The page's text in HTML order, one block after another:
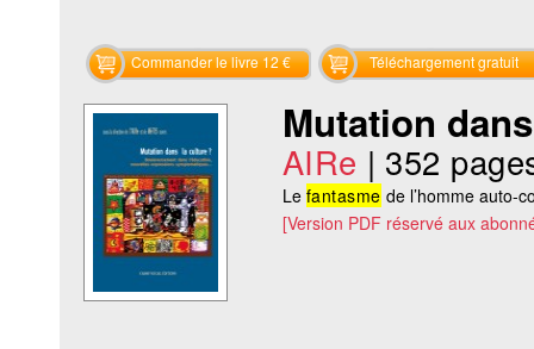
Commander le livre 12 € Téléchargement gratuit
Mutation
AIRe | 352
Le fantasme de l’homme auto-
[Version PDF réservé aux